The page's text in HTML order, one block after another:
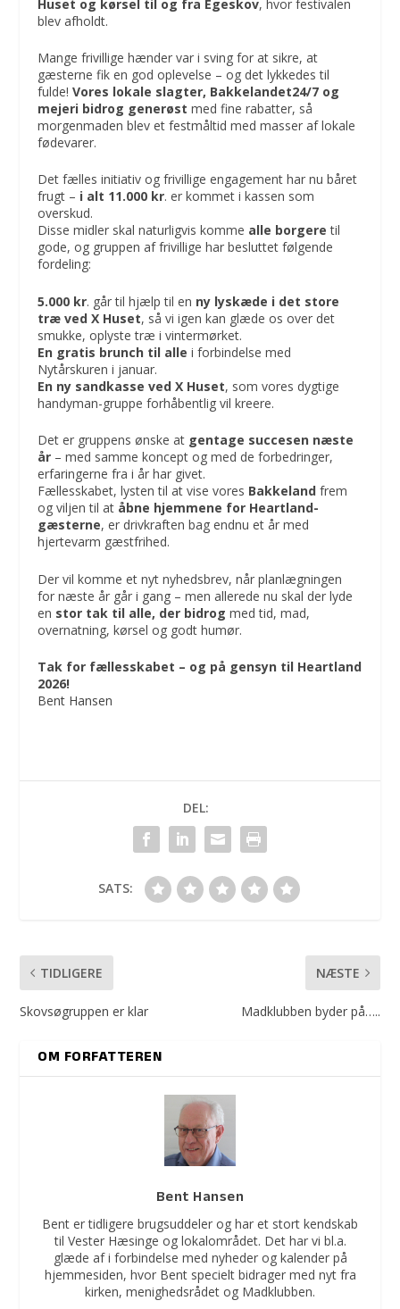
Huset og kørsel til og fra Egeskov, hvor festivalen
blev afholdt.
Mange frivillige hænder var i sving for at sikre, at
gæsterne fik en god oplevelse – og det lykkedes til
fulde!Vores lokale slagter, Bakkelandet24/7 og
mejeri bidrog generøst med fine rabatter, så
morgenmaden blev et festmåltid med masser af lokale
fødevarer.
Det fælles initiativ og frivillige engagement har nu båret
frugt – i alt 11.000 kr. er kommet i kassen som
overskud.
Disse midler skal naturligvis komme alle borgere til
gode, og gruppen af frivillige har besluttet følgende
fordeling:
5.000 kr. går til hjælp til en ny lyskæde i det store
træ ved X Huset, så vi igen kan glæde os over det
smukke, oplyste træ i vintermørket.
En gratis brunch til alle i forbindelse med
Nytårskuren i januar.
En ny sandkasse ved X Huset, som vores dygtige
handyman-gruppe forhåbentlig vil kreere.
Det er gruppens ønske at gentage succesen næste
år – med samme koncept og med de forbedringer,
erfaringerne fra i år har givet.
Fællesskabet, lysten til at vise vores Bakkeland frem
og viljen til at åbne hjemmene for Heartland-
gæsterne, er drivkraften bag endnu et år med
hjertevarm gæstfrihed.
Der vil komme et nyt nyhedsbrev, når planlægningen
for næste år går i gang – men allerede nu skal der lyde
en stor tak til alle, der bidrog med tid, mad,
overnatning, kørsel og godt humør.
Tak for fællesskabet – og på gensyn til Heartland
2026!
Bent Hansen
DEL:
SATS:
TIDLIGERE
Skovsøgruppen er klar
NÆSTE
Madklubben byder på…..
OM FORFATTEREN
Bent Hansen
Bent er tidligere brugsuddeler og har et stort kendskab
til Vester Hæsinge og lokalområdet. Det har vi bl.a.
glæde af i forbindelse med nyheder og kalender på
hjemmesiden, hvor Bent specielt bidrager med nyt fra
kirken, menighedsrådet og Madklubben.